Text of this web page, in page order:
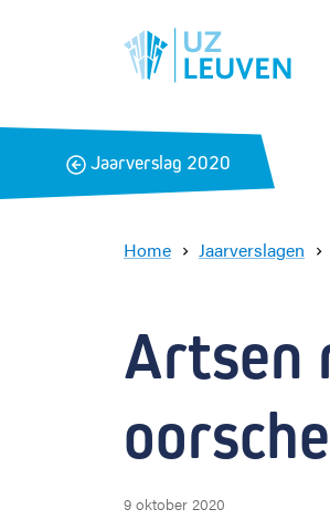
B
a
Jaarverslag 2020
Home Jaarverslagen
Artsen
9 oktober 2020